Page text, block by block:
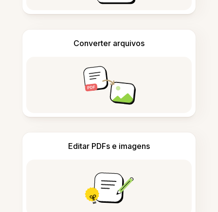
Converter arquivos
Editar PDFs e imagens